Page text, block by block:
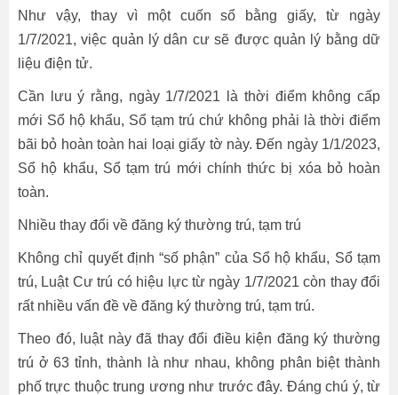
Như vậy, thay vì một cuốn sổ bằng giấy, từ ngày
1/7/2021, việc quản lý dân cư sẽ được quản lý bằng dữ
liệu điện tử.
Cần lưu ý rằng, ngày 1/7/2021 là thời điểm không cấp
mới Sổ hộ khẩu, Sổ tạm trú chứ không phải là thời điểm
bãi bỏ hoàn toàn hai loại giấy tờ này. Đến ngày 1/1/2023,
Sổ hộ khẩu, Sổ tạm trú mới chính thức bị xóa bỏ hoàn
toàn.
Nhiều thay đổi về đăng ký thường trú, tạm trú
Không chỉ quyết định “số phận” của Sổ hộ khẩu, Sổ tạm
trú, Luật Cư trú có hiệu lực từ ngày 1/7/2021 còn thay đổi
rất nhiều vấn đề về đăng ký thường trú, tạm trú.
Theo đó, luật này đã thay đổi điều kiện đăng ký thường
trú ở 63 tỉnh, thành là như nhau, không phân biệt thành
phố trực thuộc trung ương như trước đây. Đáng chú ý, từ